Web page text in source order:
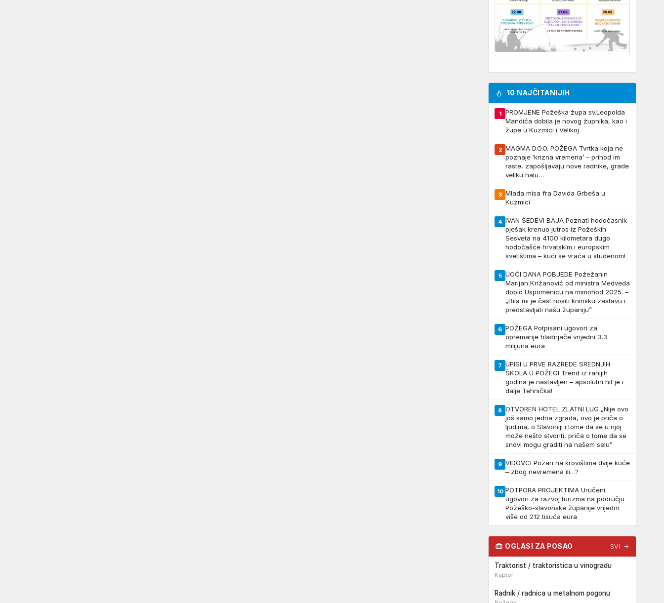
10 NAJČITANIJIH
1
PROMJENE Požeška župa sv.Leopolda
Mandića dobila je novog župnika, kao i
župe u Kuzmici i Velikoj
2 MAGMA D.O.O. POŽEGA Tvrtka koja ne
poznaje ‘krizna vremena’ – prihod im
raste, zapošljavaju nove radnike, grade
veliku halu…
3 Mlada misa fra Davida Grbeša u
Kuzmici
4 IVAN ŠEDEVI BAJA Poznati hodočasnik-
pješak krenuo jutros iz Požeških
Sesveta na 4100 kilometara dugo
hodočašće hrvatskim i europskim
svetištima – kući se vraća u studenom!
5 UOČI DANA POBJEDE Požežanin
Marijan Križanović od ministra Medveda
dobio Uspomenicu na mimohod 2025. –
„Bila mi je čast nositi kninsku zastavu i
predstavljati našu županiju”
6 POŽEGA Potpisani ugovori za
opremanje hladnjače vrijedni 3,3
milijuna eura
7 UPISI U PRVE RAZREDE SREDNJIH
ŠKOLA U POŽEGI Trend iz ranijih
godina je nastavljen – apsolutni hit je i
dalje Tehnička!
8 OTVOREN HOTEL ZLATNI LUG „Nije ovo
još samo jedna zgrada, ovo je priča o
ljudima, o Slavoniji i tome da se u njoj
može nešto stvoriti, priča o tome da se
snovi mogu graditi na našem selu”
9 VIDOVCI Požari na krovištima dvije kuće
– zbog nevremena ili…?
10 POTPORA PROJEKTIMA Uručeni
ugovori za razvoj turizma na području
Požeško-slavonske županije vrijedni
više od 212 tisuća eura
OGLASI ZA POSAO SVI →
Traktorist / traktoristica u vinogradu
Kaptol
Radnik / radnica u metalnom pogonu